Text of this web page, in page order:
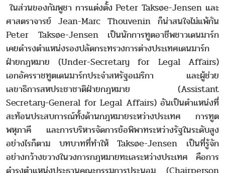
ในส่วนของกัมพูชา การแต่งตั้ง Peter Taksøe-Jensen และ
ศาสตราจารย์ Jean-Marc Thouvenin ก็น่าสนใจไม่แพ้กัน
Peter Taksøe-Jensen เป็นนักการทูตอาชีพชาวเดนมาร์ก
เคยดำรงตำแหน่งรองปลัดกระทรวงการต่างประเทศเดนมาร์ก
ฝ่ายกฎหมาย (Under-Secretary for Legal Affairs)
เอกอัครราชทูตเดนมาร์กประจำสหรัฐอเมริกา และผู้ช่วย
เลขาธิการสหประชาชาติฝ่ายกฎหมาย (Assistant
Secretary-General for Legal Affairs) อันเป็นตำแหน่งที่
สะท้อนประสบการณ์ทั้งด้านกฎหมายระหว่างประเทศ การทูต
พหุภาคี และการบริหารจัดการข้อพิพาทระหว่างรัฐในระดับสูง
อย่างไรก็ตาม บทบาทที่ทำให้ Taksøe-Jensen เป็นที่รู้จัก
อย่างกว้างขวางในวงการกฎหมายทะเลระหว่างประเทศ คือการ